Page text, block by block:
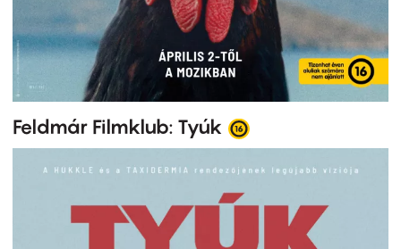
Feldmár Filmklub: Tyúk